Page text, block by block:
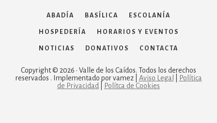
ABADÍA BASÍLICA ESCOLANÍA
HOSPEDERÍA HORARIOS Y EVENTOS
NOTICIAS DONATIVOS CONTACTA
Copyright © 2026 · Valle de los Caídos. Todos los derechos
reservados . Implementado por vamez | Aviso Legal
Política
de Privacidad
Polítca de Cookies